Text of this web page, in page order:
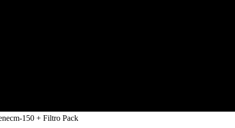
150 + Filtro Pack